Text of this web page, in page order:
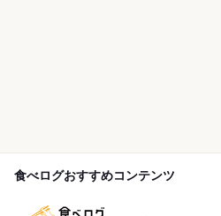
食べログおすすめコンテンツ